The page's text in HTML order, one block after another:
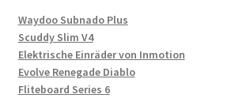
Waydoo Subnado Plus
Scuddy Slim V4
Elektrische Einräder von Inmotion
Evolve Renegade Diablo
Fliteboard Series 6